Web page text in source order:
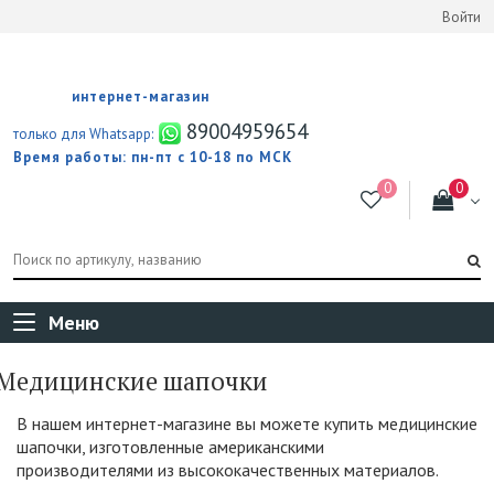
Войти
интернет-магазин
только для Whatsapp:
89004959654
Время работы: пн-пт с 10-18 по МСК
Меню
шапочки
В нашем интернет-магазине вы можете купить медицинские
шапочки, изготовленные американскими
производителями из высококачественных материалов.